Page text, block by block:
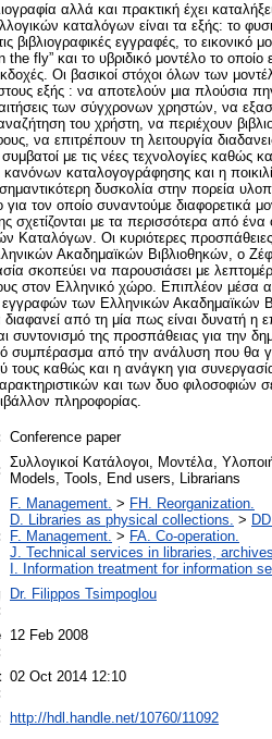
αλλά και πρακτική έχει
καταλόγων είναι τα εξής: το
βιβλιογραφικές εγγραφές, το
the fly” και το υβριδικό μοντέλο το
Οι βασικοί στόχοι όλων των
εξής : να αποτελούν μια πλούσια
των σύγχρονων χρηστών, να
του χρήστη, να περιέχουν
να επιτρέπουν τη λειτουργία
συμβατοί με τις νέες τεχνολογίες καθώς
καταλογογράφησης και η
δυσκολία στην πορεία
για τον οποίο συναντούμε
σχετίζονται με τα περισσότερα από
Καταλόγων. Οι κυριότερες
Ακαδημαϊκών Βιβλιοθηκών, ο
σκοπεύει να παρουσιάσει με
στον Ελληνικό χώρο. Επιπλέον
των Ελληνικών Ακαδημαϊκών
από τη μία πως είναι δυνατή
συντονισμό της προσπάθειας για την
συμπέρασμα από την ανάλυση που θα
τους καθώς και η ανάγκη για
και των δυο φιλοσοφιών
πληροφορίας.
Conference paper
Συλλογικοί Κατάλογοι, Μοντέλα,
Models, Tools, End users, Librarians
F. Management. > FH. Reorganization.
D. Libraries as physical collections. >
F. Management. > FA. Co-operation.
J. Technical services in libraries,
I. Information treatment for information
Dr. Filippos Tsimpoglou
12 Feb 2008
02 Oct 2014 12:10
http://hdl.handle.net/10760/11092